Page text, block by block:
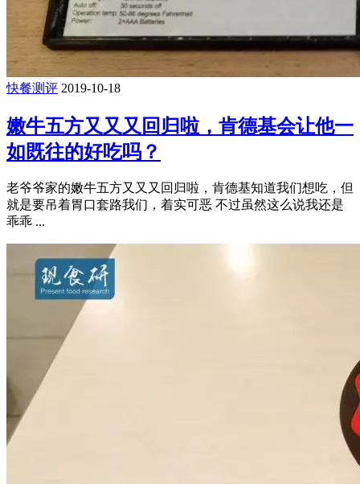
快餐测评 2019-10-18
嫩牛五方又又又回归啦，肯德基会让他一
如既往的好吃吗？
老爷爷家的嫩牛五方又又又回归啦，肯德基知道我们想吃，但
就是要吊着胃口套路我们，着实可恶 不过虽然这么说我还是
乖乖 ...